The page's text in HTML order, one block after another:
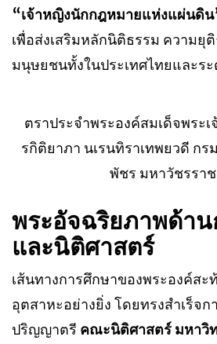
“เจ้าหญิงนักกฎหมายแห่งแผ่นดิน
เพื่อส่งเสริมหลักนิติธรรม ความยุ
มนุษยชนทั้งในประเทศไทยและร
ตราประจำพระองค์สมเด็จพระเ
รกิติยาภา นเรนทิราเทพยวดี ก
พัชร มหาวัชรรา
พระอัจฉริยภาพด้า
และนิติศาสตร์
เส้นทางการศึกษาของพระองค์สะ
อุตสาหะอย่างยิ่ง โดยทรงสำเร็จ
ปริญญาตรี คณะนิติศาสตร์ มหาวิ